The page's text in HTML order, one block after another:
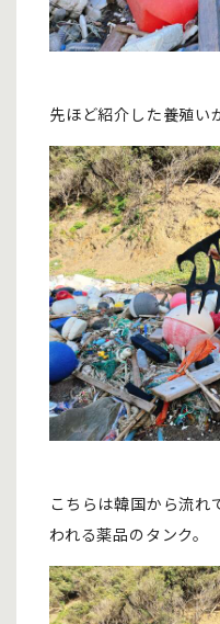
先ほど紹介した養殖い
こちらは韓国から流れ
われる薬品のタンク。